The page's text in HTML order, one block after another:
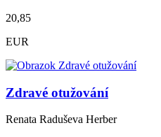
20,85
EUR
Zdravé otužování
Renata Raduševa Herber